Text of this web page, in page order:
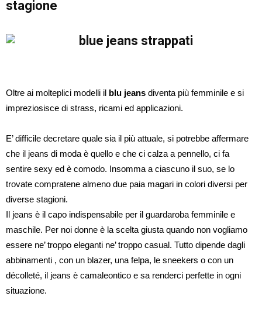
stagione
Oltre ai molteplici modelli il blu jeans diventa più femminile e si
impreziosisce di strass, ricami ed applicazioni.
E’ difficile decretare quale sia il più attuale, si potrebbe affermare
che il jeans di moda è quello e che ci calza a pennello, ci fa
sentire sexy ed è comodo. Insomma a ciascuno il suo, se lo
trovate compratene almeno due paia magari in colori diversi per
diverse stagioni.
Il jeans è il capo indispensabile per il guardaroba femminile e
maschile. Per noi donne è la scelta giusta quando non vogliamo
essere ne’ troppo eleganti ne’ troppo casual. Tutto dipende dagli
abbinamenti , con un blazer, una felpa, le sneekers o con un
décolleté, il jeans è camaleontico e sa renderci perfette in ogni
situazione.